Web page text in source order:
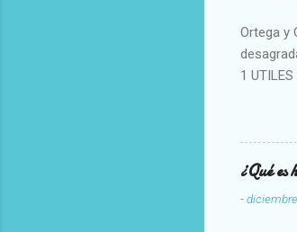
Ortega y
1
¿Qué es
-